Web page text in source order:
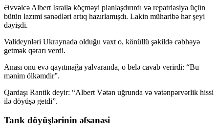
Əvvəlcə Albert İsrailə köçməyi planlaşdırırdı və repatriasiya üçün
bütün lazımi sənədləri artıq hazırlamışdı. Lakin müharibə hər şeyi
dəyişdi.
Valideynləri Ukraynada olduğu vaxt o, könüllü şəkildə cəbhəyə
getmək qərarı verdi.
Anası onu evə qayıtmağa yalvaranda, o belə cavab verirdi: “Bu
mənim ölkəmdir”.
Qardaşı Rantik deyir: “Albert Vətən uğrunda və vətənpərvərlik hissi
ilə döyüşə getdi”.
Tank döyüşlərinin əfsanəsi